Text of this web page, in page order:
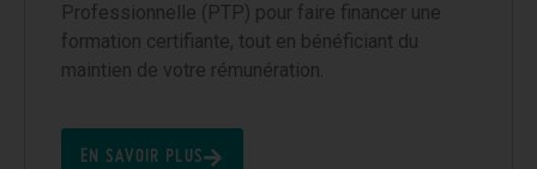
Professionnelle (PTP) pour faire financer une
formation certifiante, tout en bénéficiant du
maintien de votre rémunération.
EN SAVOIR PLUS